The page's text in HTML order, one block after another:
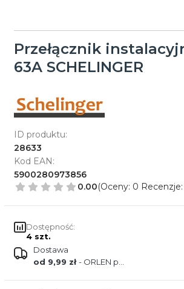
Przełącznik
63A SCHELINGER
ID produktu:
28633
Kod EAN:
5900280973856
0.00(Oceny: 0
Dostępność:
4 szt.
Dostawa
od 9,99 zł- ORLEN paczka